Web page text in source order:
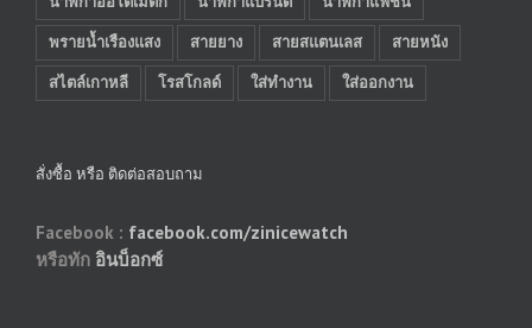
พรายน้ำเรืองแสง
สายยาง สายสแตนเลส
สายหนัง
สไตล์เกาหลี
โรสโกลด์ ใส่ทำงาน ใส่ออกงาน
สั่งซื้อ หรือ ติดต่อสอบถาม
Facebook : facebook.com/zinicewatch
หรือทัก อินบ็อกซ์